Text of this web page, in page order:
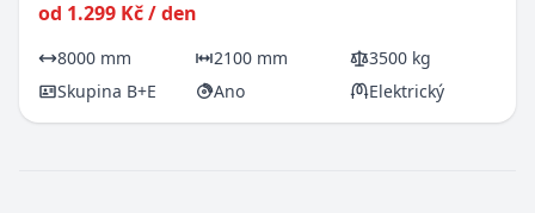
od 1.299 Kč / den
8000 mm 2100 mm
3500 kg
Skupina B+E
Ano Elektrický